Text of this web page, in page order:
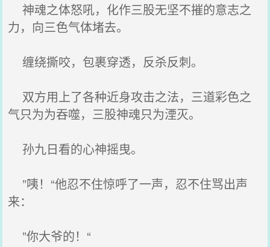
神魂之体怒吼，化作三股无坚不摧的意志之
力，向三色气体堵去。
缠绕撕咬，包裹穿透，反杀反刺。
双方用上了各种近身攻击之法，三道彩色之
气只为为吞噬，三股神魂只为湮灭。
孙九日看的心神摇曳。
”咦！“他忍不住惊呼了一声，忍不住骂出声
来：
”你大爷的！“